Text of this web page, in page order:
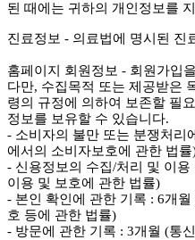
된 때에는 귀하의 개인정보를
진료정보 - 의료법에 명시된 진
홈페이지 회원정보 - 회원가입
다만, 수집목적 또는 제공받은
령의 규정에 의하여 보존할 필
정보를 보유할 수 있습니다.
- 소비자의 불만 또는 분쟁처리
에서의 소비자보호에 관한 법률
- 신용정보의 수집/처리 및 이
이용 및 보호에 관한 법률)
- 본인 확인에 관한 기록 : 6개
호 등에 관한 법률)
- 방문에 관한 기록 : 3개월 (통